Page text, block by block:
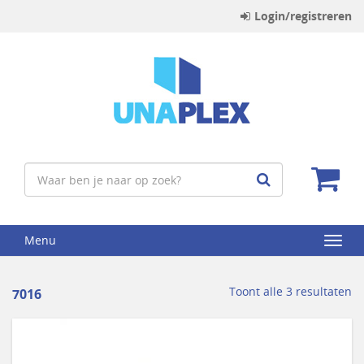
Login/registreren
Menu
7016 Toont alle 3 resultaten